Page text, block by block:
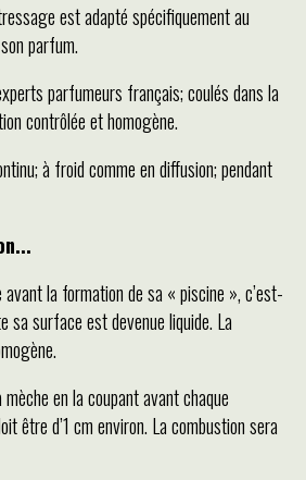
est adapté spécifiquement au
parfum.
parfumeurs français; coulés dans la
contrôlée et homogène.
à froid comme en diffusion; pendant
avant la formation de sa « piscine », c’est-
sa surface est devenue liquide. La
en la coupant avant chaque
être d’1 cm environ. La combustion sera